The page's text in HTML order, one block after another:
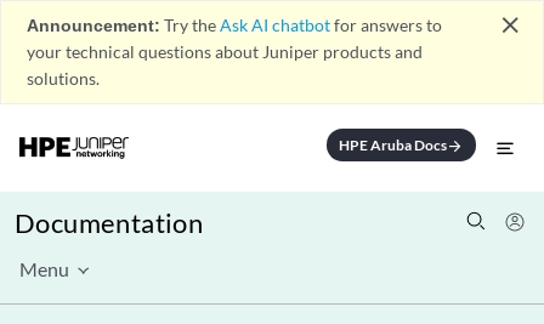
Announcement: Try theAsk AI chatbotfor answers to
your technical questions about Juniper products and
solutions.
close
HPE Aruba Docsarrow_forward
Documentation
Menu